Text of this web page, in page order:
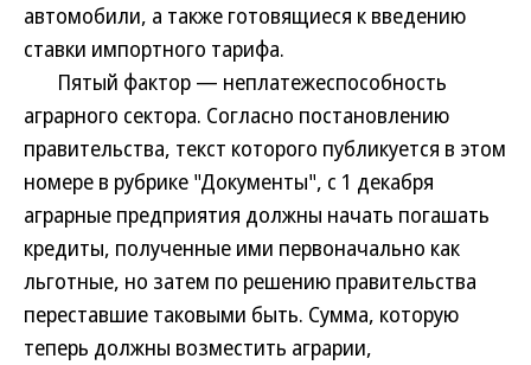
автомобили, а также готовящиеся к введению
ставки импортного тарифа.
Пятый фактор — неплатежеспособность
аграрного сектора. Согласно постановлению
правительства, текст которого публикуется в этом
номере в рубрике "Документы", с 1 декабря
аграрные предприятия должны начать погашать
кредиты, полученные ими первоначально как
льготные, но затем по решению правительства
переставшие таковыми быть. Сумма, которую
теперь должны возместить аграрии,